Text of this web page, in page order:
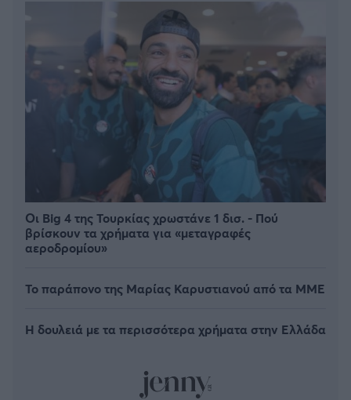
Οι Big 4 της Τουρκίας χρωστάνε 1 δισ. - Πού
βρίσκουν τα χρήματα για «μεταγραφές
αεροδρομίου»
Το παράπονο της Μαρίας Καρυστιανού από τα ΜΜΕ
Η δουλειά με τα περισσότερα χρήματα στην Ελλάδα